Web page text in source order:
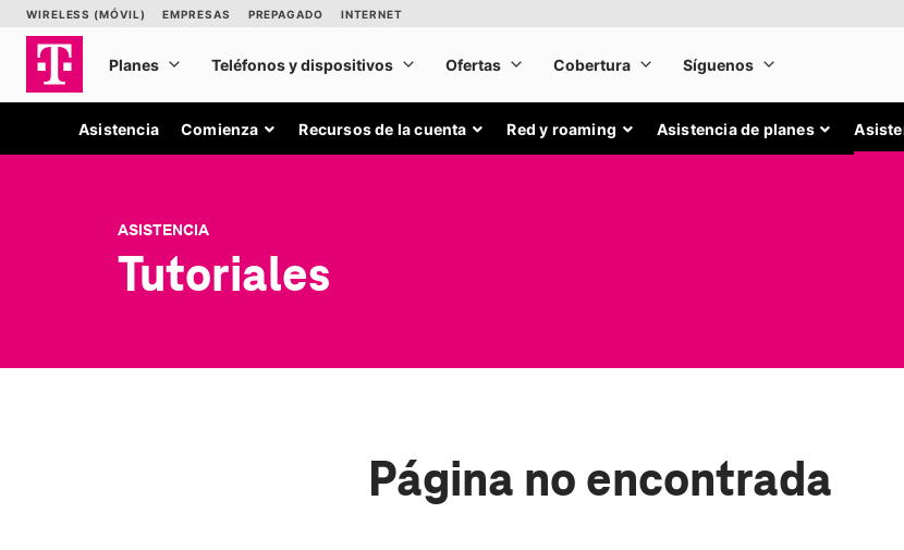
Asistencia Comienza Recursos de la cuenta Red y roaming Asistencia de planes
ASISTENCIA
Tutoriales